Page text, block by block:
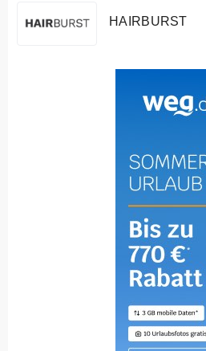
HAIRBURST